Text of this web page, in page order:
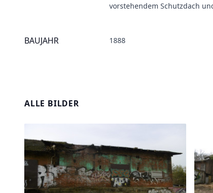
vorstehendem Schutzdach
BAUJAHR 1888
ALLE BILDER